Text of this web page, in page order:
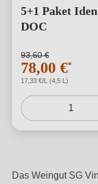
5+1 Paket
DOC
93,60 €
78,00 €*
17,33 €/L (4,5 L)
1
Das Weingut SG